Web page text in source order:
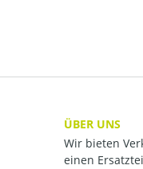
ÜBER UNS
Wir bieten
einen